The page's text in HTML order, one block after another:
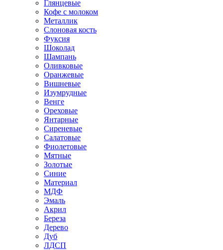
Глянцевые
Кофе с молоком
Металлик
Слоновая кость
Фуксия
Шоколад
Шампань
Оливковые
Оранжевые
Вишневые
Изумрудные
Венге
Ореховые
Янтарные
Сиреневые
Салатовые
Фиолетовые
Мятные
Золотые
Синие
Материал
МДФ
Эмаль
Акрил
Береза
Дерево
Дуб
ЛДСП